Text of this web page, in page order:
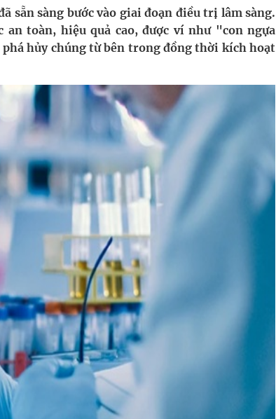
Nam
cho người dân
sẵn sàng bước vào giai đoạn điều trị lâm sàng.
toàn, hiệu quả cao, được ví như "con ngựa
hủy chúng từ bên trong đồng thời kích hoạt